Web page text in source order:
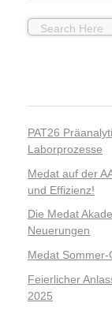
PAT26
Laborprozesse
Medat auf der
und Effizienz!
Die Medat
Neuerungen
Medat
Feierlicher
2025